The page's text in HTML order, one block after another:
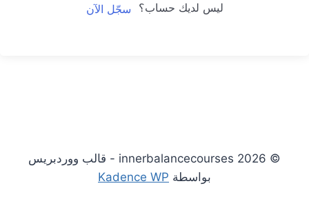
ليس لديك حساب؟ سجّل الآن
© 2026 innerbalancecourses - قالب ووردبريس
بواسطة Kadence WP